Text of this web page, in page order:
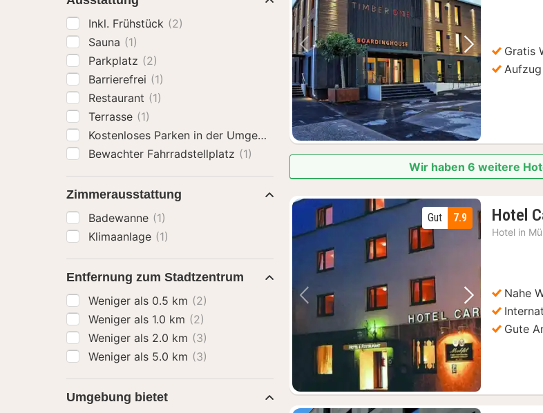
Vorheriges Bild Nächstes
Gratis
Aufzug
Wir haben 6 weitere
Vorheriges Bild Nächstes
7.9
Gut Hotel
Hotel in
Nahe
Gute
Inkl. Frühstück (2)
Sauna (1)
Parkplatz (2)
Barrierefrei (1)
Restaurant (1)
Terrasse (1)
Kostenloses Parken in der Umgebung an Samstagen und Sonntagen(1)
Bewachter Fahrradstellplatz (1)
Zimmerausstattung
Badewanne (1)
Klimaanlage (1)
Entfernung zum Stadtzentrum
Weniger als 0.5 km (2)
Weniger als 1.0 km (2)
Weniger als 2.0 km (3)
Weniger als 5.0 km (3)
Umgebung bietet